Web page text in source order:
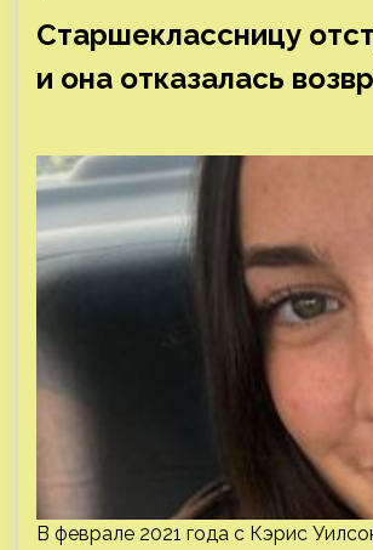
Старшеклассницу
и она отказалась
В феврале 2021 года с Кэрис